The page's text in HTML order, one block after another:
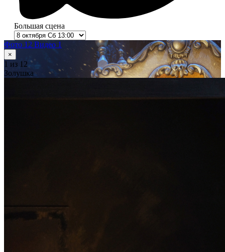
Большая сцена
Фото 12 Видео 1
×
1 из 12
Золушка